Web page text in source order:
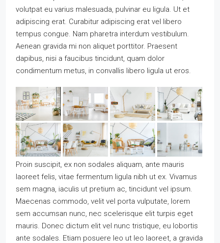
volutpat eu varius malesuada, pulvinar eu ligula. Ut et
adipiscing erat. Curabitur adipiscing erat vel libero
tempus congue. Nam pharetra interdum vestibulum.
Aenean gravida mi non aliquet porttitor. Praesent
dapibus, nisi a faucibus tincidunt, quam dolor
condimentum metus, in convallis libero ligula ut eros.
Proin suscipit, ex non sodales aliquam, ante mauris
laoreet felis, vitae fermentum ligula nibh ut ex. Vivamus
sem magna, iaculis ut pretium ac, tincidunt vel ipsum.
Maecenas commodo, velit vel porta vulputate, lorem
sem accumsan nunc, nec scelerisque elit turpis eget
mauris. Donec dictum elit vel nunc tristique, eu lobortis
ante sodales. Etiam posuere leo ut leo laoreet, a gravida